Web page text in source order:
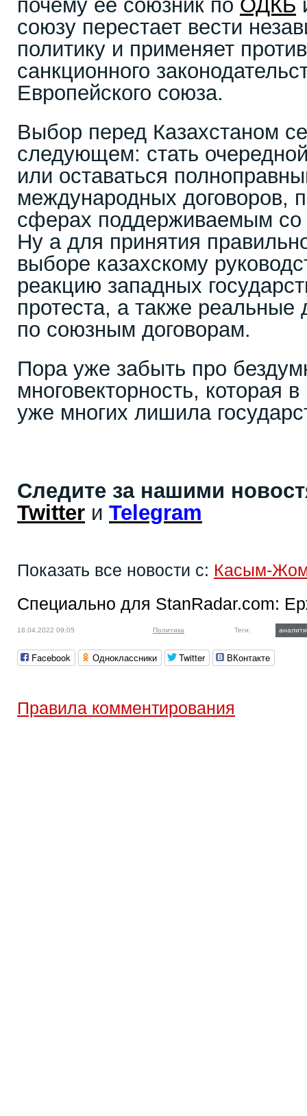
почему ее союзник по ОДКБ
союзу перестает вести
политику и применяет
санкционного
Европейского союза.
Выбор перед Казахстаном
следующем: стать
или оставаться
международных договоров,
сферах поддерживаемым со
Ну а для принятия
выборе казахскому
реакцию западных
протеста, а также реальные
по союзным договорам.
Пора уже забыть про
многовекторность, которая
уже многих лишила
Следите за нашими
Twitter и Telegram
Показать все новости с: Касым-
Специально для StanRadar.com:
18.04.2022 09:05 Политика Теги:
Facebook Одноклассники Twitter ВКонтакте
Правила комментирования